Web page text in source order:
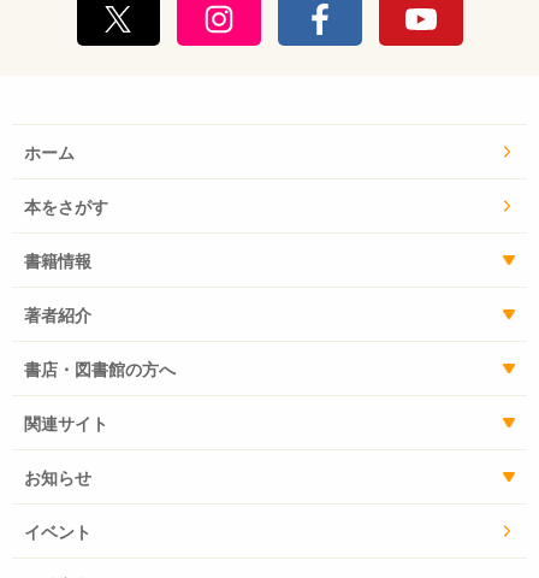
ホーム
本をさがす
書籍情報
著者紹介
書店・図書館の方へ
関連サイト
お知らせ
イベント